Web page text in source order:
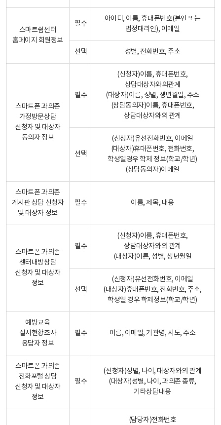
스마트쉼센터
홈페이지 회원정보
필수
아이디, 이름, 휴대폰번호(본인 또는
법정대리인), 이메일
선택 성별, 전화번호, 주소
스마트폰 과의존
가정방문상담
신청자 및 대상자
동의자 정보
필수
(신청자)이름, 휴대폰번호,
상담대상자와의관계
(대상자)이름, 성별, 생년월일, 주소
(상담동의자)이름, 휴대폰번호,
상담대상자와의 관계
선택
(신청자)유선전화번호, 이메일
(대상자)휴대폰번호, 전화번호,
학생일경우 학제 정보(학교/학년)
(상담동의자)이메일
스마트폰 과의존
게시판 상담 신청자
및 대상자 정보
필수 이름, 제목, 내용
스마트폰 과의존
센터내방상담
신청자 및 대상자
정보
필수
(신청자)이름, 휴대폰번호,
상담대상자와의 관계
(대상자)이른, 성별, 생년월일
선택
(신청자)유선전화번호, 이메일
(대상자)휴대폰번호, 전화번호, 주소,
학생일 경우 학제정보(학교/학년)
예방교육
실시현황조사
응답자 정보
필수 이름, 이메일, 기관명, 시도, 주소
스마트폰 과의존
전화포털 상담
신청자 및 대상자
정보
필수
(신청자)성별, 나이, 대상자와의 관계
(대상자)성별, 나이, 과의존 종류,
기타상담내용
(담당자)전화번호